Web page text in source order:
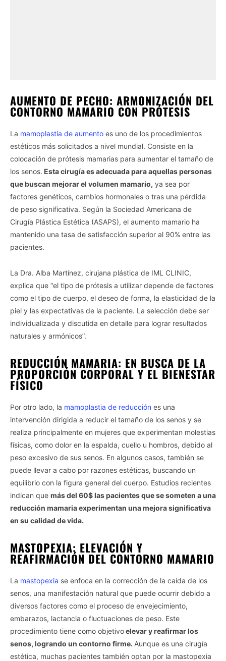
AUMENTO DE PECHO: ARMONIZACIÓN DEL
CONTORNO MAMARIO CON PRÓTESIS
La mamoplastia de aumento es uno de los procedimientos
estéticos más solicitados a nivel mundial. Consiste en la
colocación de prótesis mamarias para aumentar el tamaño de
los senos. Esta cirugía es adecuada para aquellas personas
que buscan mejorar el volumen mamario, ya sea por
factores genéticos, cambios hormonales o tras una pérdida
de peso significativa. Según la Sociedad Americana de
Cirugía Plástica Estética (ASAPS), el aumento mamario ha
mantenido una tasa de satisfacción superior al 90% entre las
pacientes.
La Dra. Alba Martínez, cirujana plástica de IML CLINIC,
explica que “el tipo de prótesis a utilizar depende de factores
como el tipo de cuerpo, el deseo de forma, la elasticidad de la
piel y las expectativas de la paciente. La selección debe ser
individualizada y discutida en detalle para lograr resultados
naturales y armónicos”.
REDUCCIÓN MAMARIA: EN BUSCA DE LA
PROPORCIÓN CORPORAL Y EL BIENESTAR
FÍSICO
Por otro lado, la mamoplastia de reducción es una
intervención dirigida a reducir el tamaño de los senos y se
realiza principalmente en mujeres que experimentan molestias
físicas, como dolor en la espalda, cuello u hombros, debido al
peso excesivo de sus senos. En algunos casos, también se
puede llevar a cabo por razones estéticas, buscando un
equilibrio con la figura general del cuerpo. Estudios recientes
indican que más del 60$ las pacientes que se someten a una
reducción mamaria experimentan una mejora significativa
en su calidad de vida.
MASTOPEXIA: ELEVACIÓN Y
REAFIRMACIÓN DEL CONTORNO MAMARIO
La mastopexia se enfoca en la corrección de la caída de los
senos, una manifestación natural que puede ocurrir debido a
diversos factores como el proceso de envejecimiento,
embarazos, lactancia o fluctuaciones de peso. Este
procedimiento tiene como objetivoelevar y reafirmar los
senos, logrando un contorno firme. Aunque es una cirugía
estética, muchas pacientes también optan por la mastopexia